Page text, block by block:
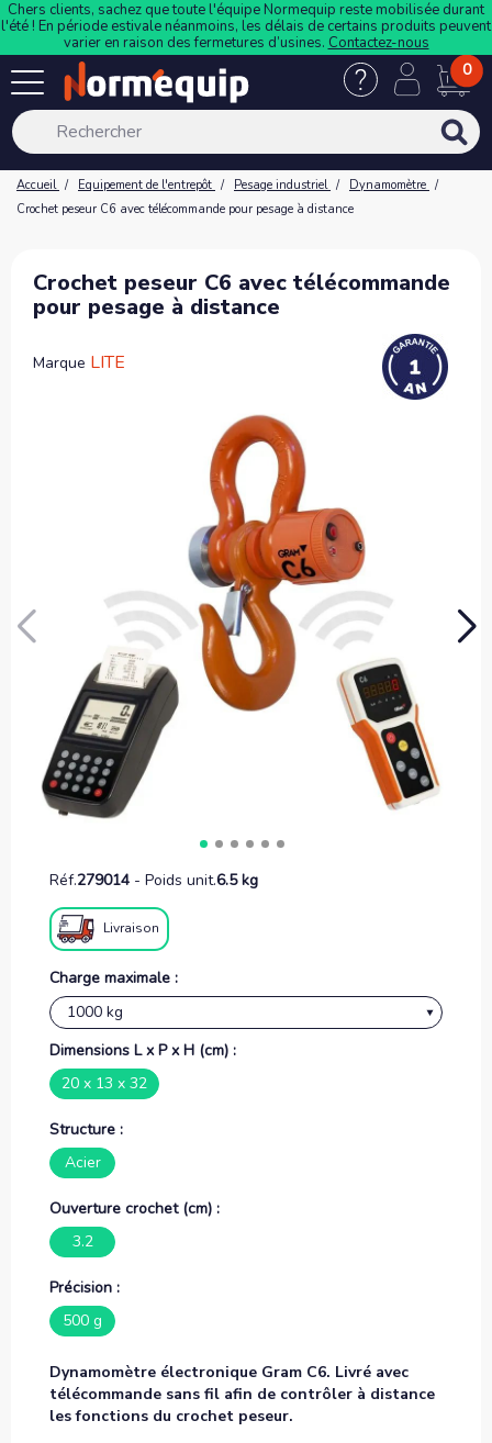
Chers clients, sachez que toute l'équipe Normequip reste mobilisée durant
l'été ! En période estivale néanmoins, les délais de certains produits peuvent
varier en raison des fermetures d’usines. Contactez-nous
0
Accueil Equipement de l'entrepôt Pesage industriel
Dynamomètre
Crochet peseur C6 avec télécommande pour pesage à distance
Crochet peseur C6 avec télécommande
pour pesage à distance
Marque LITE
Réf.279014 - Poids unit.6.5 kg
Livraison
Charge maximale :
Dimensions L x P x H (cm) :
20 x 13 x 32
Structure :
Acier
Ouverture crochet (cm) :
3.2
Précision :
500 g
Dynamomètre électronique Gram C6. Livré avec
télécommande sans fil afin de contrôler à distance
les fonctions du crochet peseur.